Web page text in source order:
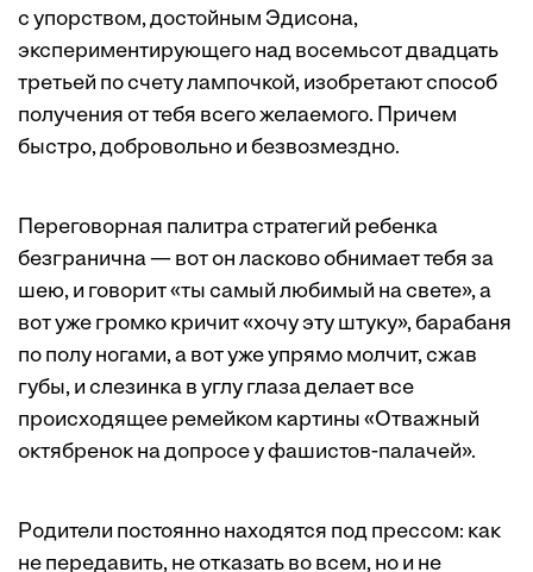
с упорством, достойным Эдисона,
экспериментирующего над восемьсот двадцать
третьей по счету лампочкой, изобретают способ
получения от тебя всего желаемого. Причем
быстро, добровольно и безвозмездно.
Переговорная палитра стратегий ребенка
безгранична — вот он ласково обнимает тебя за
шею, и говорит «ты самый любимый на свете», а
вот уже громко кричит «хочу эту штуку», барабаня
по полу ногами, а вот уже упрямо молчит, сжав
губы, и слезинка в углу глаза делает все
происходящее ремейком картины «Отважный
октябренок на допросе у фашистов-палачей».
Родители постоянно находятся под прессом: как
не передавить, не отказать во всем, но и не